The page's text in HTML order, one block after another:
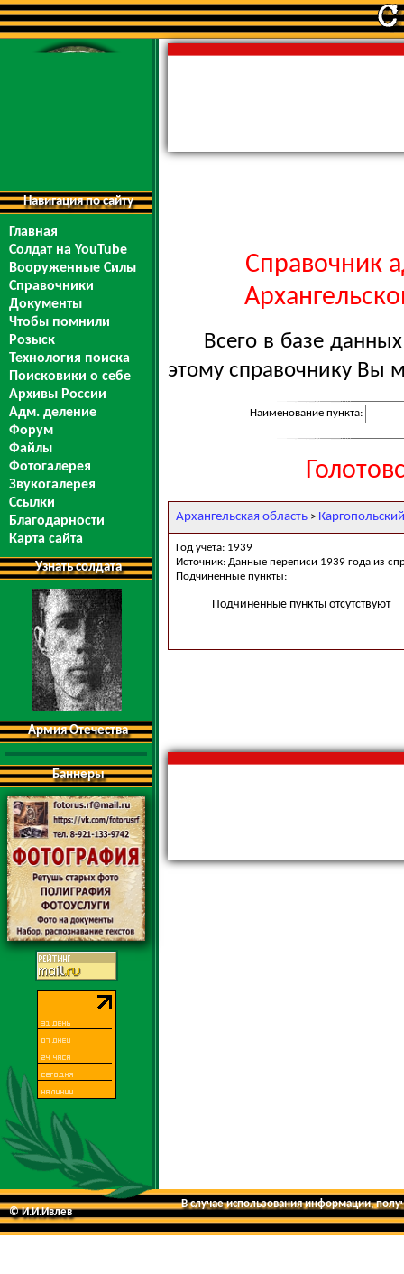
Навигация по сайту
Главная
Солдат на YouTube
Вооруженные Силы
Справочники
Документы
Чтобы помнили
Розыск
Технология поиска
Поисковики о себе
Архивы России
Адм. деление
Форум
Файлы
Фотогалерея
Звукогалерея
Ссылки
Благодарности
Карта сайта
Узнать солдата
Армия Отечества
Баннеры
Справочник
Всего в базе
этому справочнику Вы
Наименование пункта:
Архангельская область >
Год учета: 1939
Источник: Данные переписи 1939 года из
Подчиненные пункты:
Подчиненные пункты отсутствуют
© И.И.Ивлев
В случае использования информации,